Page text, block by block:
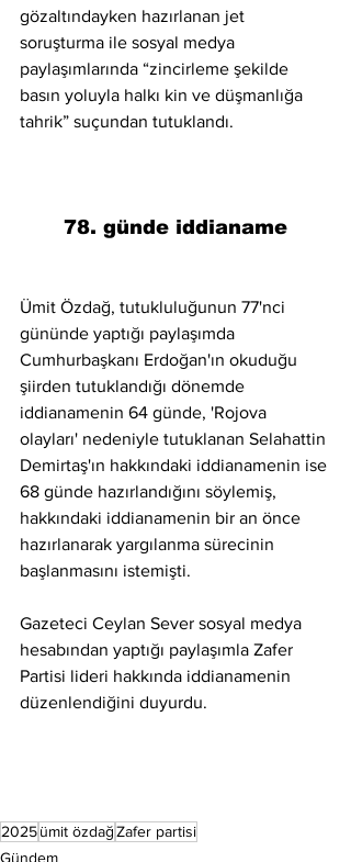
gözaltındayken hazırlanan jet
soruşturma ile sosyal medya
paylaşımlarında “zincirleme şekilde
basın yoluyla halkı kin ve düşmanlığa
tahrik” suçundan tutuklandı.
78. günde iddianame
Ümit Özdağ, tutukluluğunun 77'nci
gününde yaptığı paylaşımda
Cumhurbaşkanı Erdoğan'ın okuduğu
şiirden tutuklandığı dönemde
iddianamenin 64 günde, 'Rojova
olayları' nedeniyle tutuklanan Selahattin
Demirtaş'ın hakkındaki iddianamenin ise
68 günde hazırlandığını söylemiş,
hakkındaki iddianamenin bir an önce
hazırlanarak yargılanma sürecinin
başlanmasını istemişti.
Gazeteci Ceylan Sever sosyal medya
hesabından yaptığı paylaşımla Zafer
Partisi lideri hakkında iddianamenin
düzenlendiğini duyurdu.
2025ümit özdağZafer partisi
Gündem